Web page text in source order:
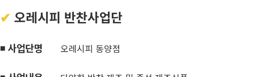
✔ 오레시피 반찬사업단
◾ 사업단명 오레시피 동양점